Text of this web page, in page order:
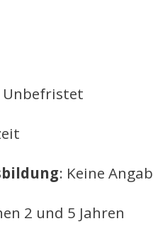
Unbefristet
: Keine
2 und 5 Jahren